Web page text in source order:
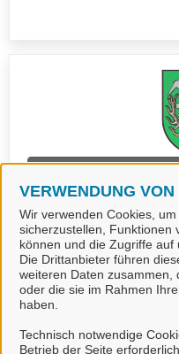
VERWENDUNG
Wir verwenden Cookies,
sicherzustellen, Funktionen
können und die Zugriffe auf
Die Drittanbieter führen
weiteren Daten zusammen,
oder die sie im Rahmen
haben.
Technisch notwendige
Betrieb der Seite
(Stadt